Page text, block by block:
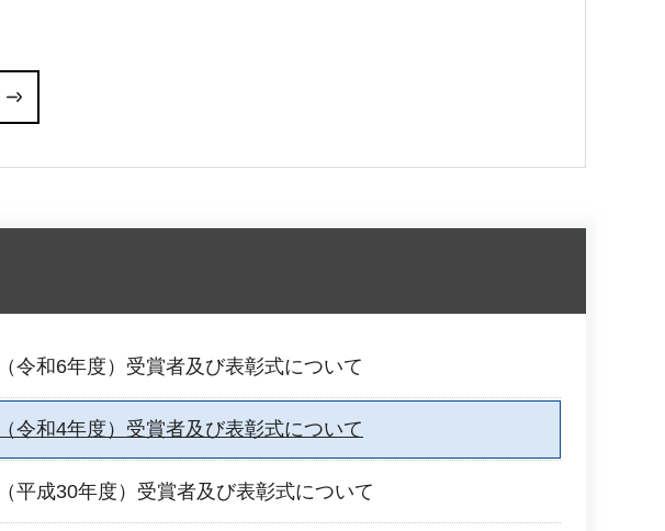
（令和6年度）受賞者及び表彰式について
（令和4年度）受賞者及び表彰式について
（平成30年度）受賞者及び表彰式について